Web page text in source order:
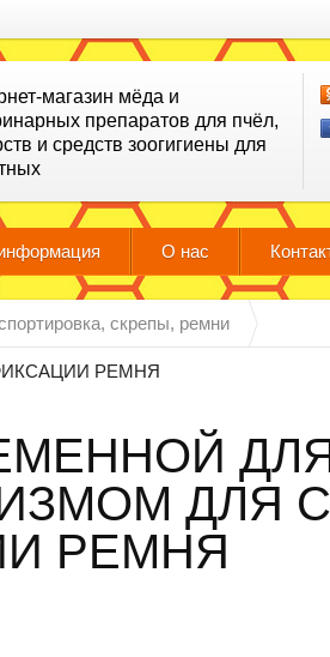
магазин мёда и
препаратов для пчёл,
и средств зоогигиены для
О нас
скрепы, ремни
РЕМНЯ
ДЛЯ
РЕМНЯ